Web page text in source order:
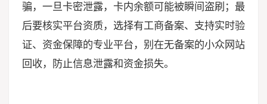
骗，一旦卡密泄露，卡内余额可能被瞬间盗刷；最
后要核实平台资质，选择有工商备案、支持实时验
证、资金保障的专业平台，别在无备案的小众网站
回收，防止信息泄露和资金损失。